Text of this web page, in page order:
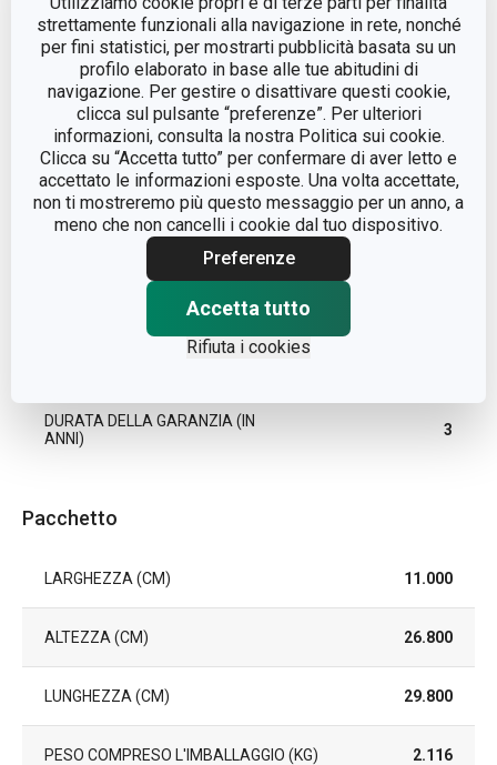
strettamente funzionali alla navigazione in rete, nonché
per fini statistici, per mostrarti pubblicità basata su un
profilo elaborato in base alle tue abitudini di
navigazione. Per gestire o disattivare questi cookie,
clicca sul pulsante “preferenze”. Per ulteriori
informazioni, consulta la nostra Politica sui cookie.
Clicca su “Accetta tutto” per confermare di aver letto e
accettato le informazioni esposte. Una volta accettate,
non ti mostreremo più questo messaggio per un anno, a
meno che non cancelli i cookie dal tuo dispositivo.
Preferenze
Accetta tutto
Rifiuta i cookies
LINEA DI PRODOTTO DELÍCIA
MATERIALE ceramica
TIPO
stampo
ciambella
LAVAGGIO IN LAVASTOVIGLIE
DURATA DELLA GARANZIA (IN
ANNI)
3
Pacchetto
LARGHEZZA (CM) 11.000
ALTEZZA (CM) 26.800
LUNGHEZZA (CM) 29.800
PESO COMPRESO L'IMBALLAGGIO (KG) 2.116